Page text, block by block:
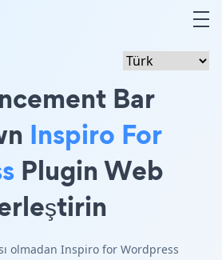
Bar
Inspiro For
Plugin Web
olmadan Inspiro for Wordpress